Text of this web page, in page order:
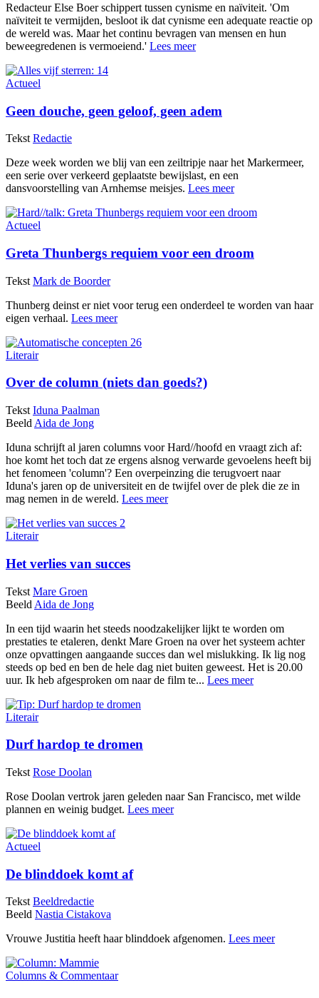
Redacteur Else Boer schippert tussen cynisme en naïviteit. 'Om
naïviteit te vermijden, besloot ik dat cynisme een adequate reactie op
de wereld was. Maar het continu bevragen van mensen en hun
beweegredenen is vermoeiend.' Lees meer
Actueel
Geen douche, geen geloof, geen adem
Tekst Redactie
Deze week worden we blij van een zeiltripje naar het Markermeer,
een serie over verkeerd geplaatste bewijslast, en een
dansvoorstelling van Arnhemse meisjes. Lees meer
Actueel
Greta Thunbergs requiem voor een droom
Tekst Mark de Boorder
Thunberg deinst er niet voor terug een onderdeel te worden van haar
eigen verhaal. Lees meer
Literair
Over de column (niets dan goeds?)
Tekst Iduna Paalman
Beeld Aida de Jong
Iduna schrijft al jaren columns voor Hard//hoofd en vraagt zich af:
hoe komt het toch dat ze ergens alsnog verwarde gevoelens heeft bij
het fenomeen 'column'? Een overpeinzing die terugvoert naar
Iduna's jaren op de universiteit en de twijfel over de plek die ze in
mag nemen in de wereld. Lees meer
Literair
Het verlies van succes
Tekst Mare Groen
Beeld Aida de Jong
In een tijd waarin het steeds noodzakelijker lijkt te worden om
prestaties te etaleren, denkt Mare Groen na over het systeem achter
onze opvattingen aangaande succes dan wel mislukking. Ik lig nog
steeds op bed en ben de hele dag niet buiten geweest. Het is 20.00
uur. Ik heb afgesproken om naar de film te... Lees meer
Literair
Durf hardop te dromen
Tekst Rose Doolan
Rose Doolan vertrok jaren geleden naar San Francisco, met wilde
plannen en weinig budget. Lees meer
Actueel
De blinddoek komt af
Tekst Beeldredactie
Beeld Nastia Cistakova
Vrouwe Justitia heeft haar blinddoek afgenomen. Lees meer
Columns & Commentaar